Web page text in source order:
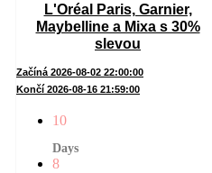
L'Oréal Paris, Garnier,
Maybelline a Mixa s 30%
slevou
Začíná 2026-08-02 22:00:00
Končí 2026-08-16 21:59:00
10
Days
8